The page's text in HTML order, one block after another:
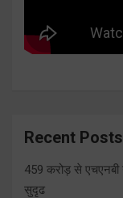
Recent Posts
459 करोड़ से एचएनबी
सुदृढ